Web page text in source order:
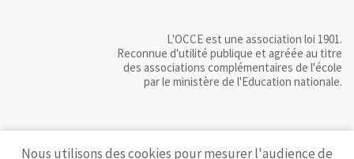
L'OCCE est une association loi 1901.
Reconnue d'utilité publique et agréée au titre
des associations complémentaires de l'école
par le ministère de l'Education nationale.
Nous utilisons des cookies pour mesurer l'audience de